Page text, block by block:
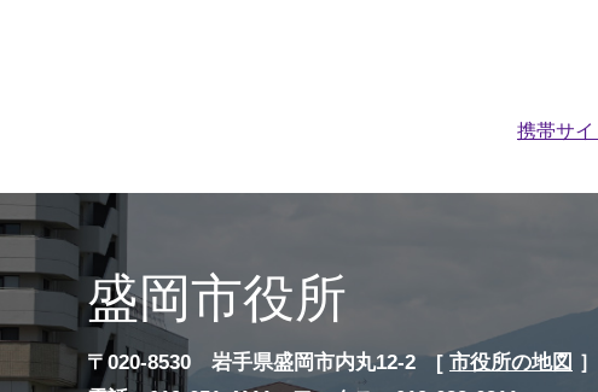
携帯サイ
盛岡市役所
〒020-8530 岩手県盛岡市内丸12-2 [ 市役所の地図 ］